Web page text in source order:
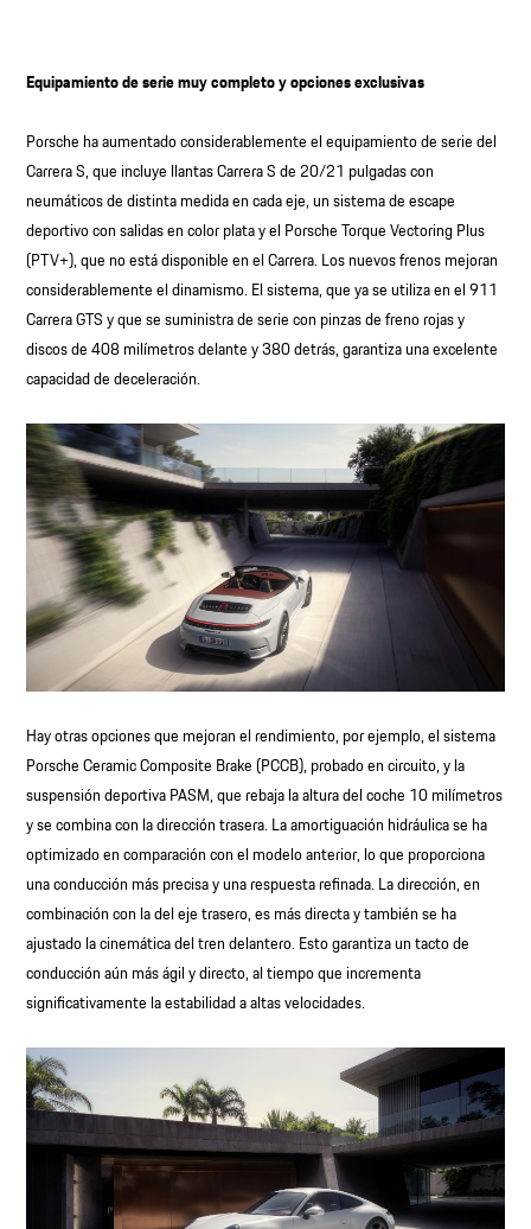
Equipamiento de serie muy completo y opciones exclusivas
Porsche ha aumentado considerablemente el equipamiento de serie del
Carrera S, que incluye llantas Carrera S de 20/21 pulgadas con
neumáticos de distinta medida en cada eje, un sistema de escape
deportivo con salidas en color plata y el Porsche Torque Vectoring Plus
(PTV+), que no está disponible en el Carrera. Los nuevos frenos mejoran
considerablemente el dinamismo. El sistema, que ya se utiliza en el 911
Carrera GTS y que se suministra de serie con pinzas de freno rojas y
discos de 408 milímetros delante y 380 detrás, garantiza una excelente
capacidad de deceleración.
Hay otras opciones que mejoran el rendimiento, por ejemplo, el sistema
Porsche Ceramic Composite Brake (PCCB), probado en circuito, y la
suspensión deportiva PASM, que rebaja la altura del coche 10 milímetros
y se combina con la dirección trasera. La amortiguación hidráulica se ha
optimizado en comparación con el modelo anterior, lo que proporciona
una conducción más precisa y una respuesta refinada. La dirección, en
combinación con la del eje trasero, es más directa y también se ha
ajustado la cinemática del tren delantero. Esto garantiza un tacto de
conducción aún más ágil y directo, al tiempo que incrementa
significativamente la estabilidad a altas velocidades.